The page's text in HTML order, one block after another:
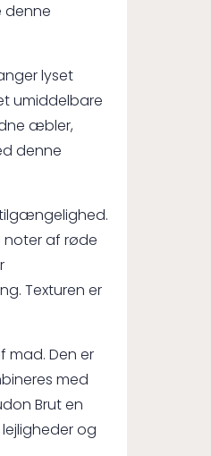
denne
lyset
umiddelbare
æbler,
denne
af røde
Texturen er
mad. Den er
med
Brut en
og